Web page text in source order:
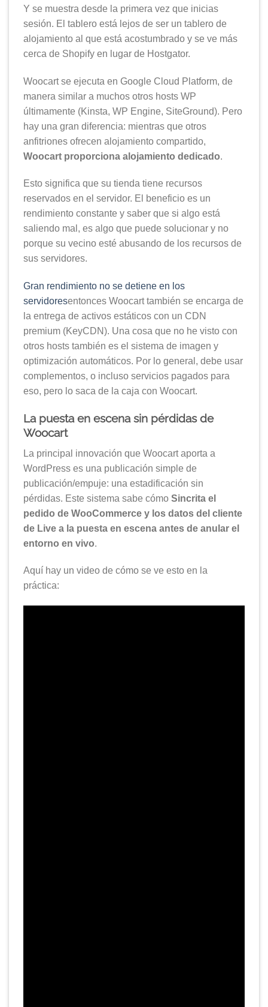
Y se muestra desde la primera vez que inicias
sesión. El tablero está lejos de ser un tablero de
alojamiento al que está acostumbrado y se ve más
cerca de Shopify en lugar de Hostgator.
Woocart se ejecuta en Google Cloud Platform, de
manera similar a muchos otros hosts WP
últimamente (Kinsta, WP Engine, SiteGround). Pero
hay una gran diferencia: mientras que otros
anfitriones ofrecen alojamiento compartido,
Woocart proporciona alojamiento dedicado.
Esto significa que su tienda tiene recursos
reservados en el servidor. El beneficio es un
rendimiento constante y saber que si algo está
saliendo mal, es algo que puede solucionar y no
porque su vecino esté abusando de los recursos de
sus servidores.
Gran rendimiento no se detiene en los
servidoresentonces Woocart también se encarga de
la entrega de activos estáticos con un CDN
premium (KeyCDN). Una cosa que no he visto con
otros hosts también es el sistema de imagen y
optimización automáticos. Por lo general, debe usar
complementos, o incluso servicios pagados para
eso, pero lo saca de la caja con Woocart.
La puesta en escena sin pérdidas de
Woocart
La principal innovación que Woocart aporta a
WordPress es una publicación simple de
publicación/empuje: una estadificación sin
pérdidas. Este sistema sabe cómo Sincrita el
pedido de WooCommerce y los datos del cliente
de Live a la puesta en escena antes de anular el
entorno en vivo.
Aquí hay un video de cómo se ve esto en la
práctica: